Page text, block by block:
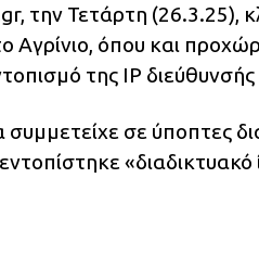
την Τετάρτη (26.3.25),
Αγρίνιο, όπου και
της IP διεύθυνσής
σε ύποπτες